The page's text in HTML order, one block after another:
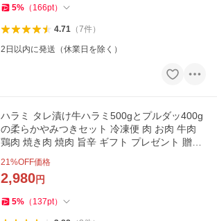
5% （ 166pt）
4.71（7件）
2日以内に発送（休業日を除く）
ハラミ タレ漬け牛ハラミ500gとプルダッ400g
の柔らかやみつきセット 冷凍便 肉 お肉 牛肉
鶏肉 焼き肉 焼肉 旨辛 ギフト プレゼント 贈り
21%OFF価格
2,980円
5% （ 137pt）